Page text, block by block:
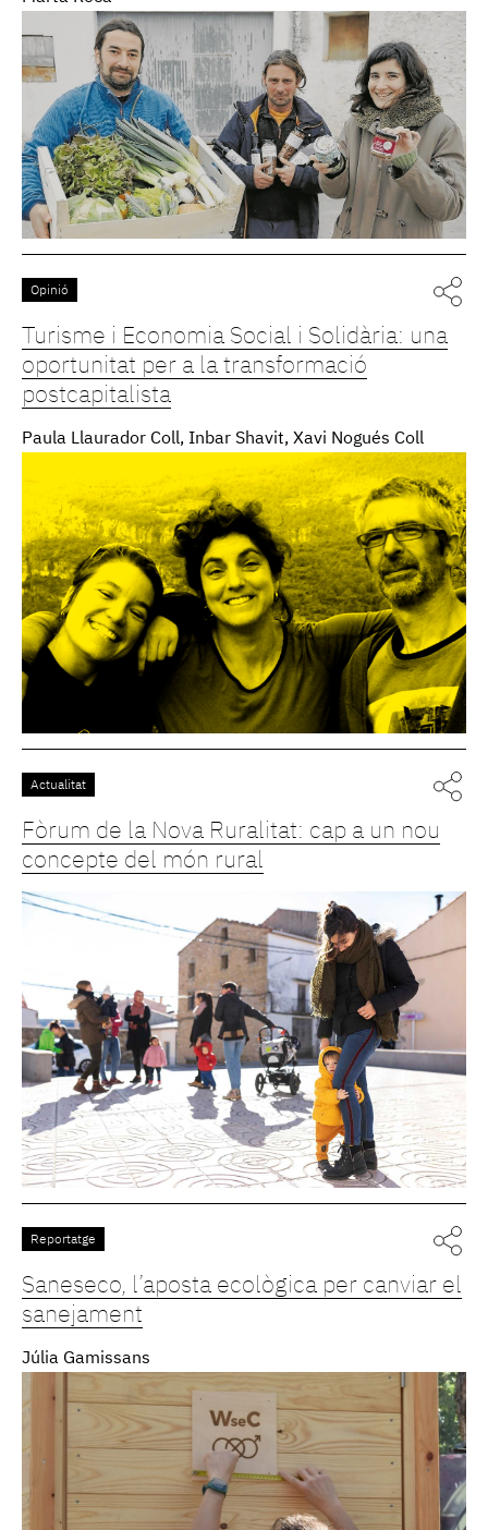
Opinió
Turisme i Economia Social i Solidària: una
oportunitat per a la transformació
postcapitalista
Paula Llaurador Coll, Inbar Shavit, Xavi Nogués Coll
Actualitat
Fòrum de la Nova Ruralitat: cap a un nou
concepte del món rural
Reportatge
Saneseco, l’aposta ecològica per canviar el
sanejament
Júlia Gamissans